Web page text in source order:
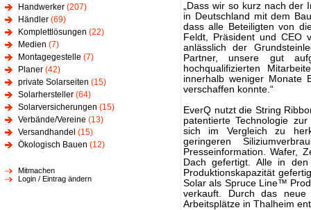
Handwerker (207)
Händler (69)
Komplettlösungen (22)
Medien (7)
Montagegestelle (7)
Planer (42)
private Solarseiten (15)
Solarhersteller (64)
Solarversicherungen (15)
Verbände/Vereine (13)
Versandhandel (15)
Ökologisch Bauen (12)
Mitmachen
Login / Eintrag ändern
„Dass wir so kurz nach der
in Deutschland mit dem
dass alle Beteiligten von
Feldt, Präsident und CEO
anlässlich der
Partner, unsere gut
hochqualifizierten
innerhalb weniger Monate
verschaffen konnte.“
EverQ nutzt die String
patentierte Technologie
sich im Vergleich zu
geringeren
Presseinformation. Wafer,
Dach gefertigt. Alle in
Produktionskapazität
Solar als Spruce Line™
verkauft. Durch das neue
Arbeitsplätze in Thalheim